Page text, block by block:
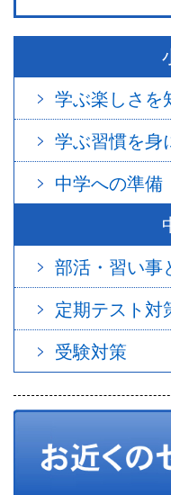
学ぶ楽しさを
学ぶ習慣を身
中学への準備
部活・習い事
定期テスト対
受験対策